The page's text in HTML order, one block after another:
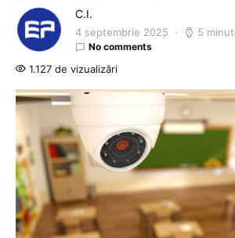
C.I.
4 septembrie 2025 5
No comments
1.127 de vizualizări